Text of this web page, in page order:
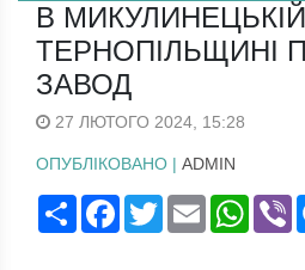
В
ТЕРНОПІЛЬЩИНІ
ЗАВОД
27 ЛЮТОГО 2024, 15:28
ОПУБЛІКОВАНО | ADMIN
ПоширитиFacebook
TwitterEmail